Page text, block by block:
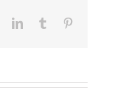
LinkedInTumblr